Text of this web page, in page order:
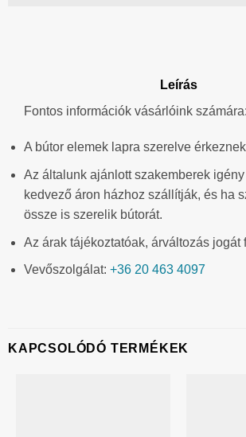
Leírás
Fontos információk vásárlóink számára:
A bútor elemek lapra szerelve
Az általunk ajánlott szakemberek
kedvező áron házhoz szállítják, és ha
össze is szerelik bútorát.
Az árak tájékoztatóak, árváltozás jogát
Vevőszolgálat: +36 20 463 4097
KAPCSOLÓDÓ TERMÉKEK